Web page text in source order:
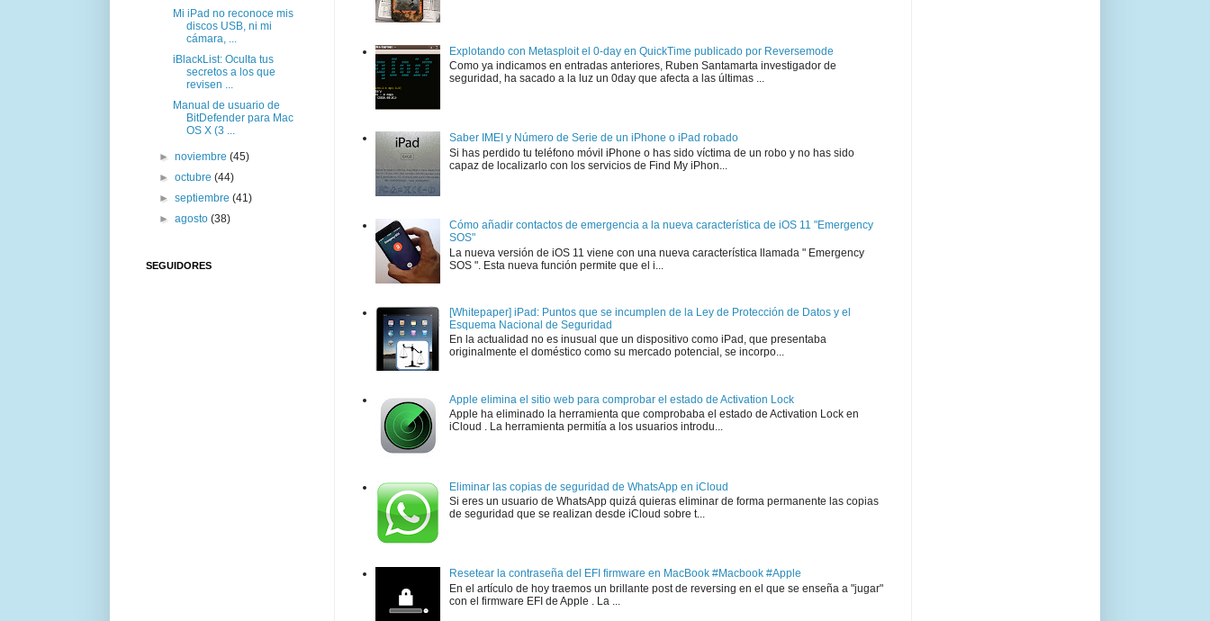
Explotando con Metasploit el 0-day en QuickTime publicado por Reversemode
Como ya indicamos en entradas anteriores, Ruben Santamarta investigador de
seguridad, ha sacado a la luz un 0day que afecta a las últimas ...
Saber IMEI y Número de Serie de un iPhone o iPad robado
Si has perdido tu teléfono móvil iPhone o has sido víctima de un robo y no has sido
capaz de localizarlo con los servicios de Find My iPhon...
Cómo añadir contactos de emergencia a la nueva característica de iOS 11 "Emergency
SOS"
La nueva versión de iOS 11 viene con una nueva característica llamada " Emergency
SOS ". Esta nueva función permite que el i...
[Whitepaper] iPad: Puntos que se incumplen de la Ley de Protección de Datos y el
Esquema Nacional de Seguridad
En la actualidad no es inusual que un dispositivo como iPad, que presentaba
originalmente el doméstico como su mercado potencial, se incorpo...
Apple elimina el sitio web para comprobar el estado de Activation Lock
Apple ha eliminado la herramienta que comprobaba el estado de Activation Lock en
iCloud . La herramienta permitía a los usuarios introdu...
Eliminar las copias de seguridad de WhatsApp en iCloud
Si eres un usuario de WhatsApp quizá quieras eliminar de forma permanente las copias
de seguridad que se realizan desde iCloud sobre t...
Resetear la contraseña del EFI firmware en MacBook #Macbook #Apple
En el artículo de hoy traemos un brillante post de reversing en el que se enseña a "jugar"
con el firmware EFI de Apple . La ...
Mi iPad no reconoce mis
discos USB, ni mi
cámara, ...
iBlackList: Oculta tus
secretos a los que
revisen ...
Manual de usuario de
BitDefender para Mac
OS X (3 ...
►noviembre(45)
►octubre(44)
►septiembre(41)
►agosto(38)
SEGUIDORES